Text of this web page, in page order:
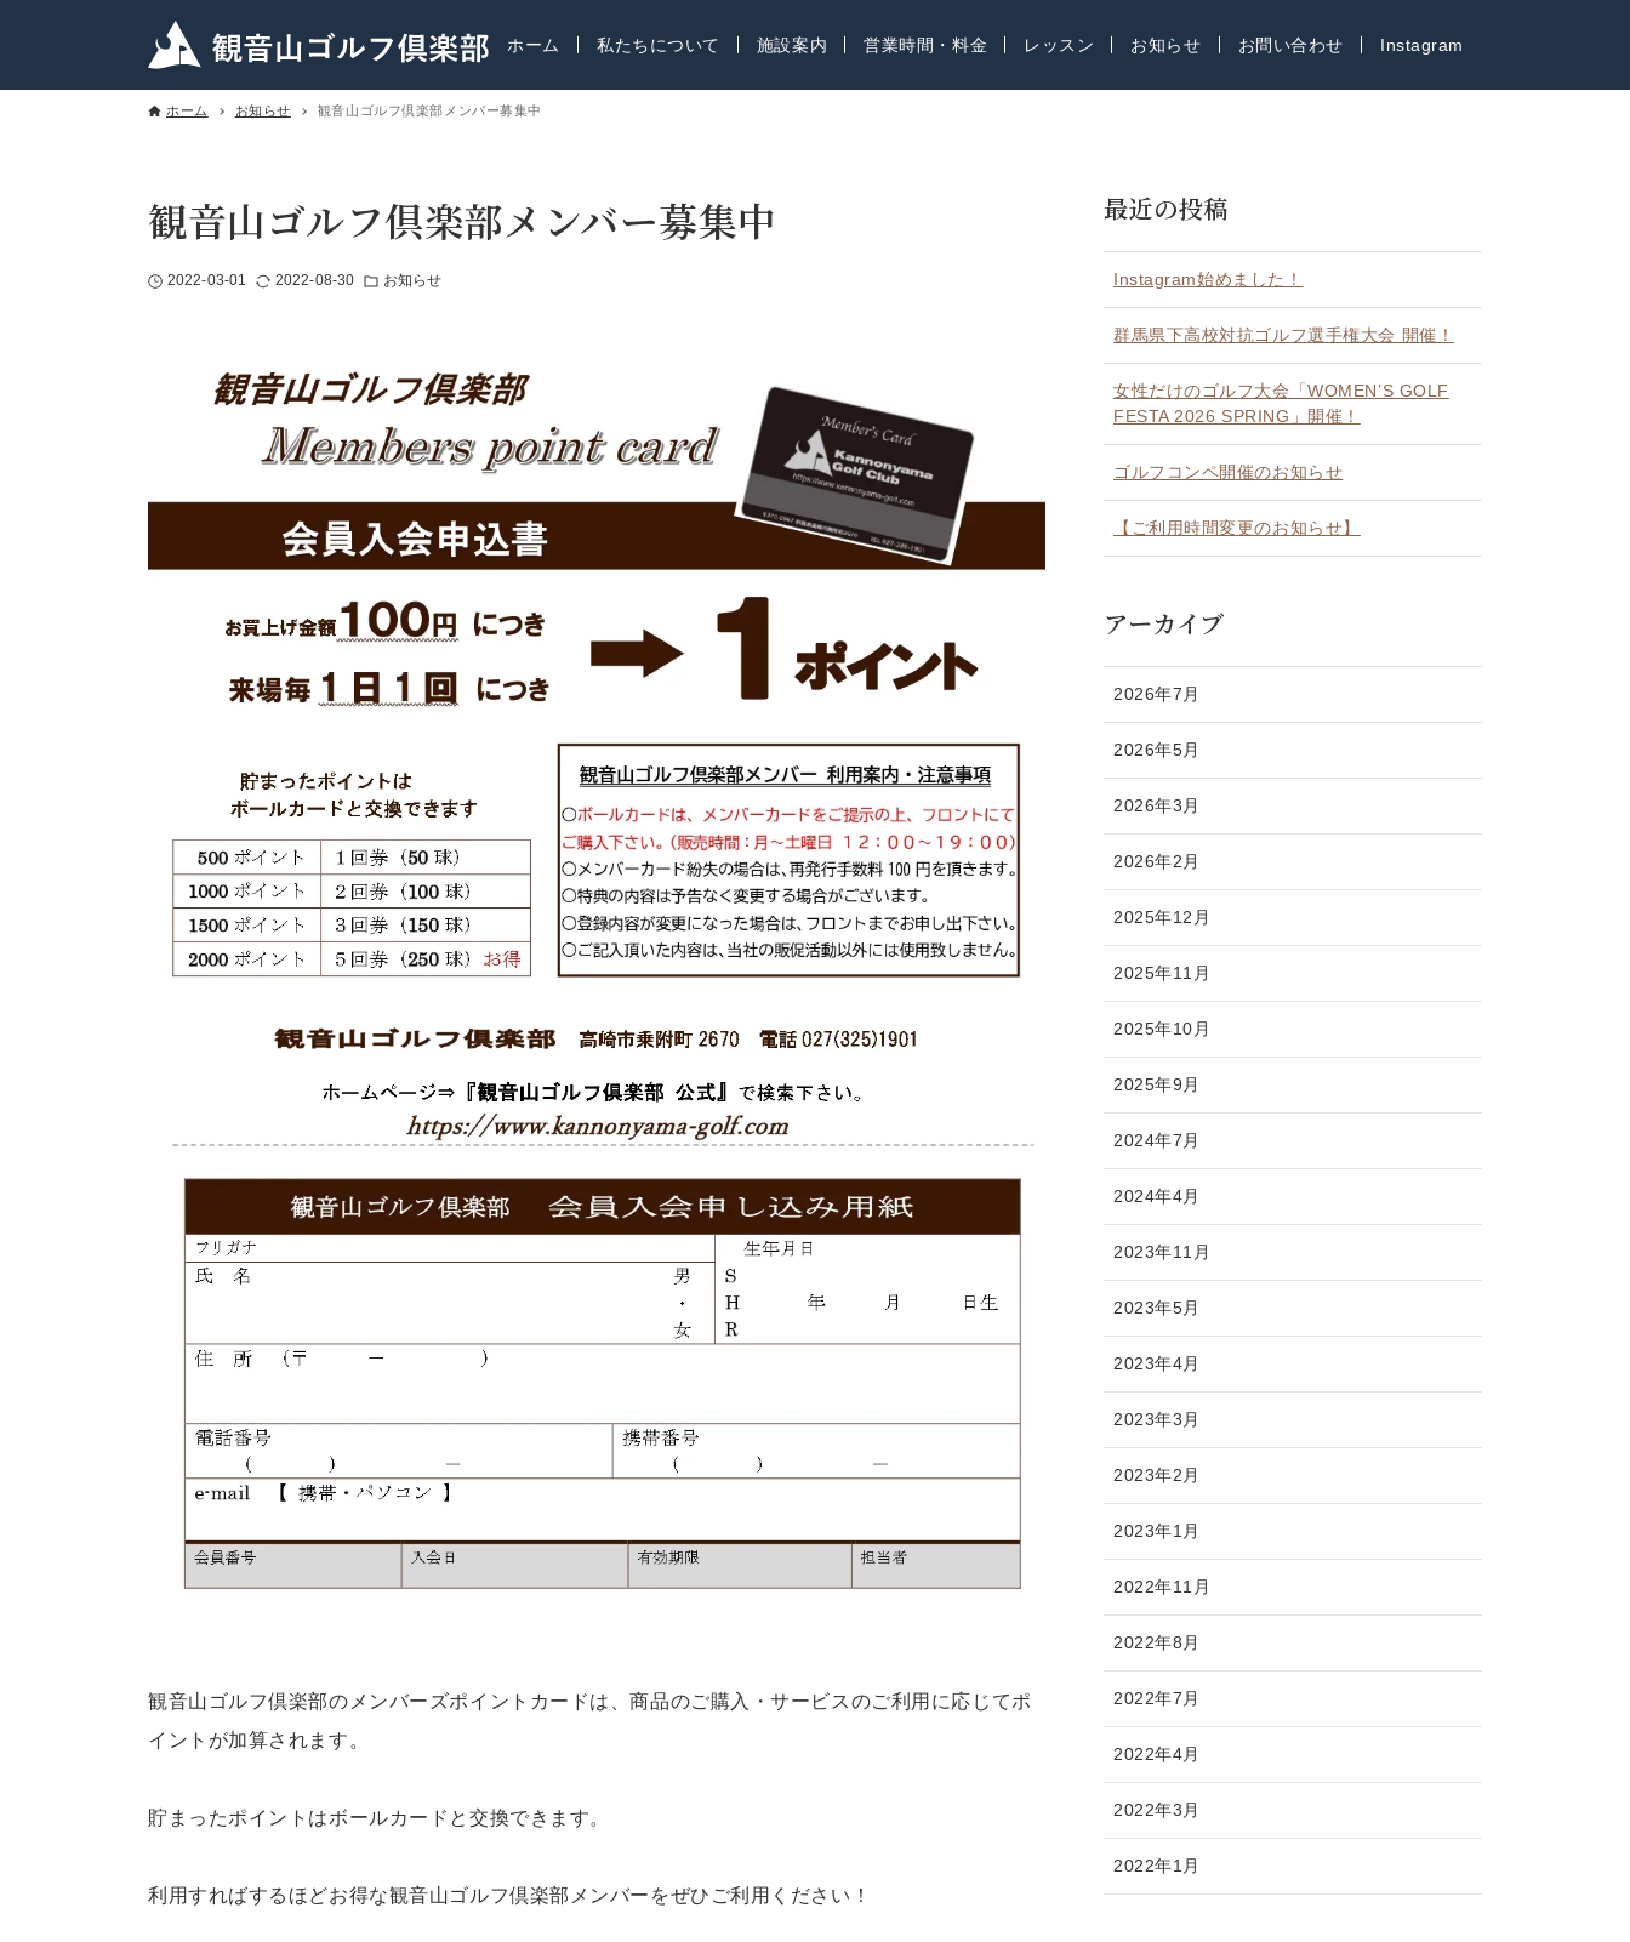
ホーム 私たちについて 施設案内 営業時間・料金 レッスン お知らせ お問い合わせ Instagram
ホーム お知らせ 観音山ゴルフ倶楽部メンバー募集中
観音山ゴルフ倶楽部メンバー募集中
2022-03-01 2022-08-30 お知らせ
観音山ゴルフ倶楽部のメンバーズポイントカードは、商品のご購入・サービスのご利用に応じてポ
イントが加算されます。
貯まったポイントはボールカードと交換できます。
利用すればするほどお得な観音山ゴルフ倶楽部メンバーをぜひご利用ください！
最近の投稿
Instagram始めました！
群馬県下高校対抗ゴルフ選手権大会 開催！
女性だけのゴルフ大会「WOMEN’S GOLF
FESTA 2026 SPRING」開催！
ゴルフコンペ開催のお知らせ
【ご利用時間変更のお知らせ】
アーカイブ
2026年7月
2026年5月
2026年3月
2026年2月
2025年12月
2025年11月
2025年10月
2025年9月
2024年7月
2024年4月
2023年11月
2023年5月
2023年4月
2023年3月
2023年2月
2023年1月
2022年11月
2022年8月
2022年7月
2022年4月
2022年3月
2022年1月